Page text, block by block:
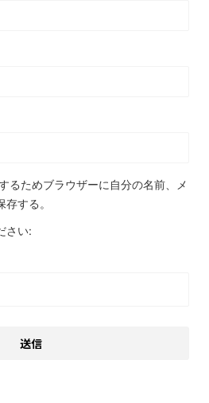
るためブラウザーに自分の名前、メ
する。
さい: